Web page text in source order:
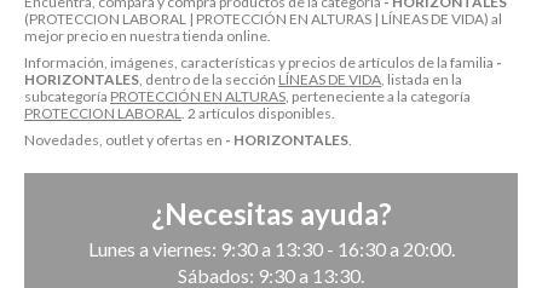
(PROTECCION LABORAL | PROTECCIÓN EN ALTURAS | LÍNEAS DE VIDA) al
mejor precio en nuestra tienda online.
Información, imágenes, características y precios de artículos de la familia -
HORIZONTALES , dentro de la sección LÍNEAS DE VIDA , listada en la
subcategoría PROTECCIÓN EN ALTURAS , perteneciente a la categoría
PROTECCION LABORAL . 2 artículos disponibles.
Novedades, outlet y ofertas en - HORIZONTALES
¿Necesitas ayuda?
Lunes a viernes: 9:30 a 13:30 - 16:30 a 20:00.
Sábados: 9:30 a 13:30.